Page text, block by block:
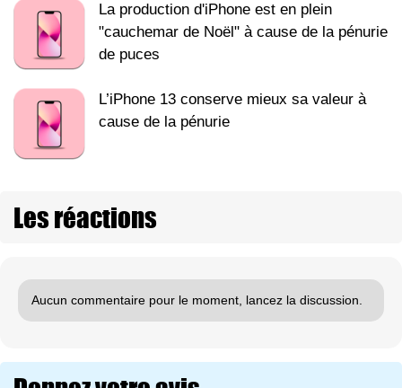
La production d'iPhone est en plein
"cauchemar de Noël" à cause de la pénurie
de puces
L’iPhone 13 conserve mieux sa valeur à
cause de la pénurie
Les réactions
Aucun commentaire pour le moment, lancez la discussion.